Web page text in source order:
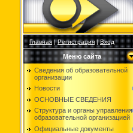
Главная|Регистрация|Вход
Меню сайта
Сведения об образовательной
организации
Новости
ОСНОВНЫЕ СВЕДЕНИЯ
Структура и органы управления
образовательной организацией
Официальные документы